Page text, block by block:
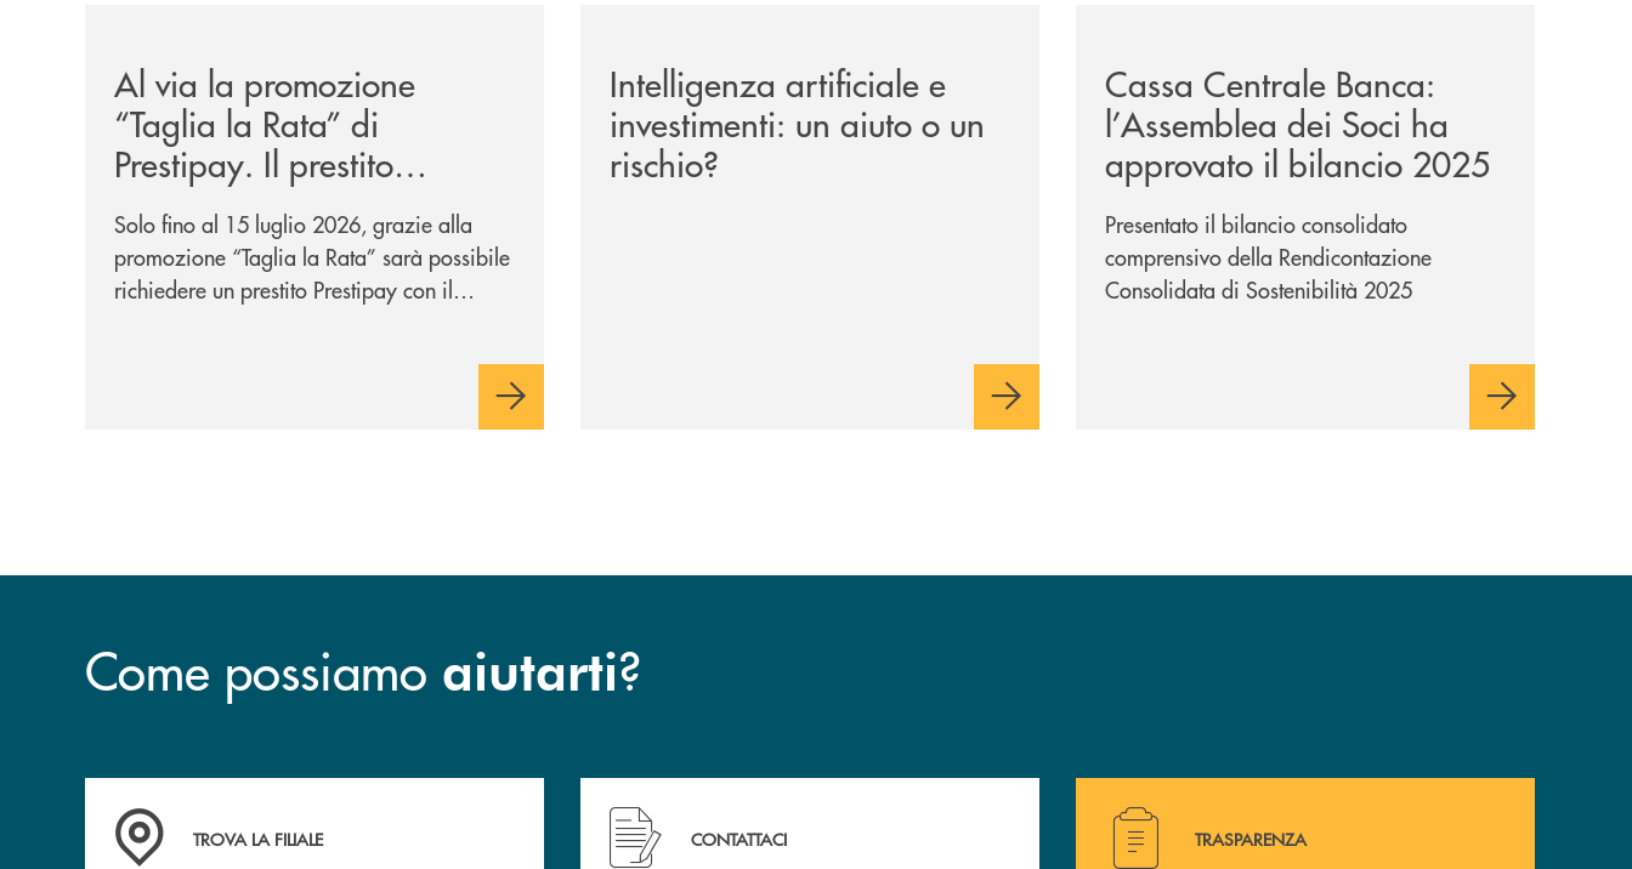
Al via la promozione
“Taglia la Rata” di
Prestipay. Il prestito
personale che si fa in due
per te!
Solo fino al 15 luglio 2026, grazie alla
promozione “Taglia la Rata” sarà possibile
richiedere un prestito Prestipay con il
Intelligenza artificiale e
investimenti: un aiuto o un
rischio?
Cassa Centrale Banca:
l’Assemblea dei Soci ha
approvato il bilancio 2025
Presentato il bilancio consolidato
comprensivo della Rendicontazione
Consolidata di Sostenibilità 2025
Come possiamo aiutarti?
Accedi all' elenco completo delle filiali .
TROVA LA FILIALE
Hai bisogno di assistenza immediata? Contattaci !
CONTATTACI
Hai bisogno di alcuni documenti ? Vai alla pagina della
TRASPARENZA